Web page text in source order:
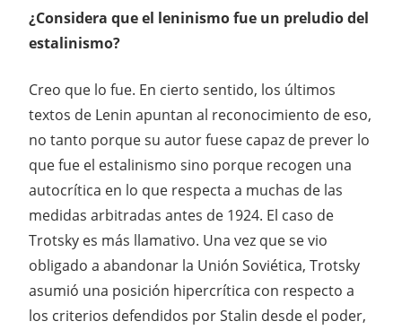
¿Considera que el leninismo fue un preludio del
estalinismo?
Creo que lo fue. En cierto sentido, los últimos
textos de Lenin apuntan al reconocimiento de eso,
no tanto porque su autor fuese capaz de prever lo
que fue el estalinismo sino porque recogen una
autocrítica en lo que respecta a muchas de las
medidas arbitradas antes de 1924. El caso de
Trotsky es más llamativo. Una vez que se vio
obligado a abandonar la Unión Soviética, Trotsky
asumió una posición hipercrítica con respecto a
los criterios defendidos por Stalin desde el poder,